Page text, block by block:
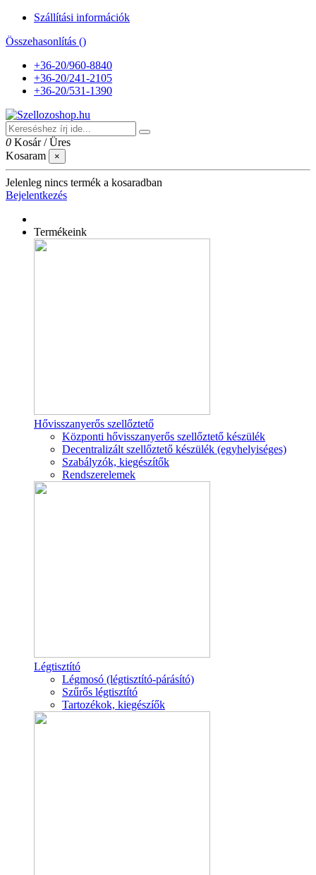
Szállítási információk
Összehasonlítás ()
+36-20/960-8840
+36-20/241-2105
+36-20/531-1390
0 Kosár /Üres
Kosaram
×
Jelenleg nincs termék a kosaradban
Bejelentkezés
Termékeink
Hővisszanyerős szellőztető
Központi hővisszanyerős szellőztető készülék
Decentralizált szellőztető készülék (egyhelyiséges)
Szabályzók, kiegészítők
Rendszerelemek
Légtisztító
Légmosó (légtisztító-párásító)
Szűrős légtisztító
Tartozékok, kiegészíők